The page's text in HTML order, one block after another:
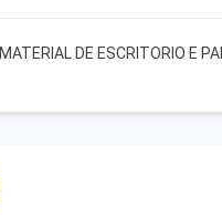
MATERIAL DE ESCRITORIO E